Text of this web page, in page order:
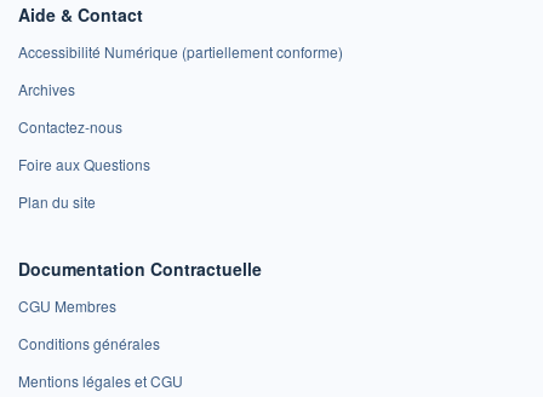
Aide & Contact
Accessibilité Numérique (partiellement conforme)
Archives
Contactez-nous
Foire aux Questions
Plan du site
Documentation Contractuelle
CGU Membres
Conditions générales
Mentions légales et CGU